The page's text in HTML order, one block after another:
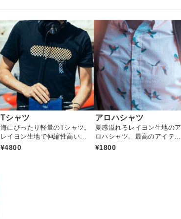
Tシャツ
海にぴったり軽量のTシャツ。
レイヨン生地で伸縮性高いア
イテムです
¥4800
アロハシャツ
夏感溢れるレイヨン生地のア
ロハシャツ。最高のアイテム
です
¥1800